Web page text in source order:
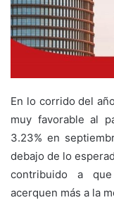
En lo corrido del
muy favorable al
3.23% en
debajo de lo
contribuido a
acerquen más a la